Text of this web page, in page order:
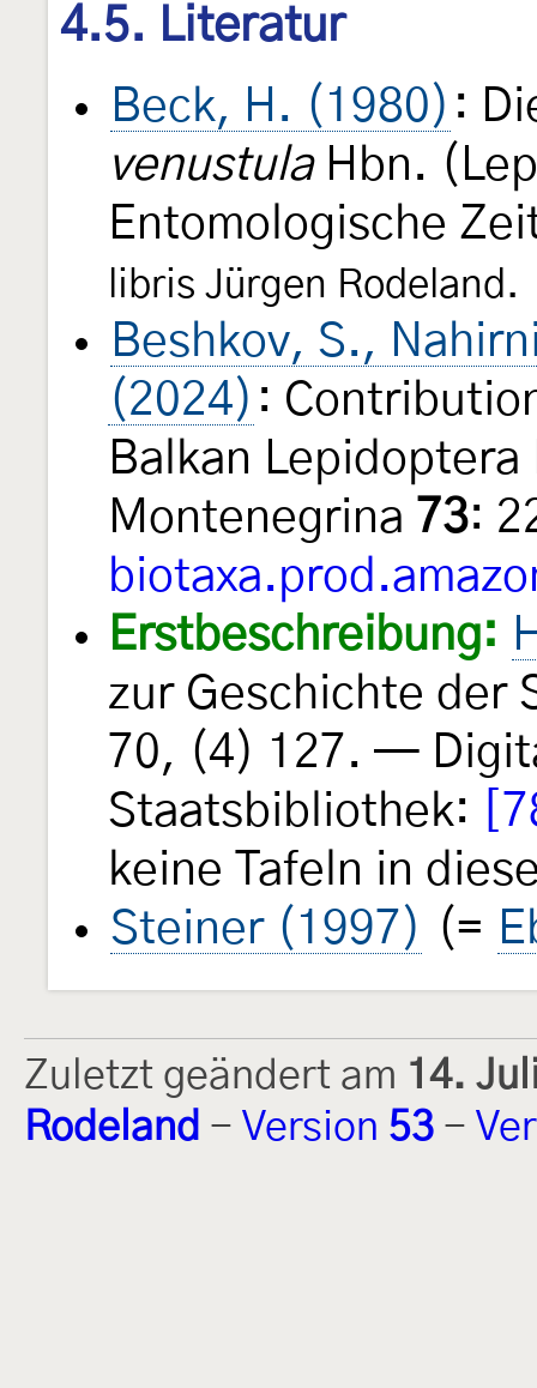
4.5. Literatur
Beck, H. (1980) :
venustulaHbn.
Entomologische
libris Jürgen Rodeland.
Beshkov, S.,
(2024) :
Balkan
Montenegrina 73:
Erstbeschreibung:
zur Geschichte der
70, (4) 127. —
Staatsbibliothek:
keine Tafeln in
Steiner (1997) (=
Zuletzt geändert am 14.
Rodeland - Version 53 -